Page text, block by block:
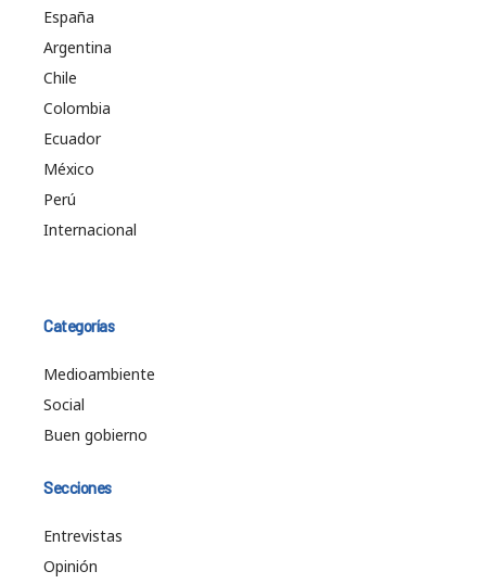
España
Argentina
Chile
Colombia
Ecuador
México
Perú
Internacional
Categorías
Medioambiente
Social
Buen gobierno
Secciones
Entrevistas
Opinión